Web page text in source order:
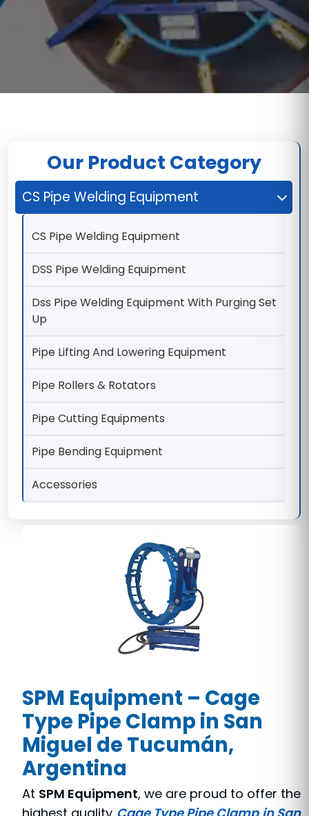
Our Product Category
CS Pipe Welding Equipment
CS Pipe Welding Equipment
DSS Pipe Welding Equipment
Dss Pipe Welding Equipment With Purging Set
Up
Pipe Lifting And Lowering Equipment
Pipe Rollers & Rotators
Pipe Cutting Equipments
Pipe Bending Equipment
Accessories
SPM Equipment – Cage
Type Pipe Clamp in San
Miguel de Tucumán,
Argentina
At SPM Equipment, we are proud to offer the